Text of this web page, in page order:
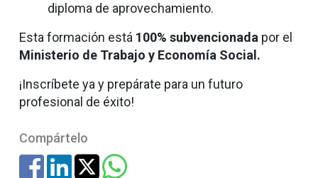
diploma de aprovechamiento.
Esta formación está 100% subvencionada por el
Ministerio de Trabajo y Economía Social.
¡Inscríbete ya y prepárate para un futuro
profesional de éxito!
Compártelo